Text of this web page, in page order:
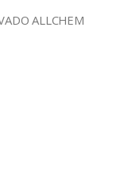
ALLCHEM